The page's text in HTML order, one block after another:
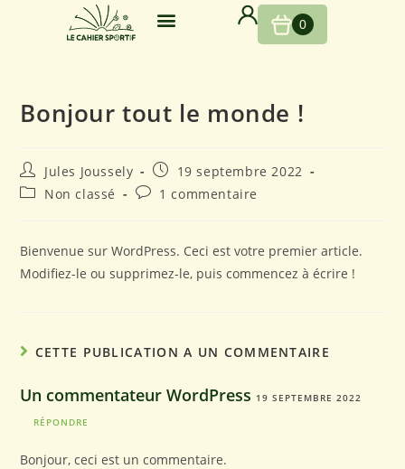
0
Bonjour tout le monde !
Jules Joussely
19 septembre 2022
Non classé
1 commentaire
Bienvenue sur WordPress. Ceci est votre premier article.
Modifiez-le ou supprimez-le, puis commencez à écrire !
CETTE PUBLICATION A UN COMMENTAIRE
Un commentateur WordPress 19 SEPTEMBRE 2022
RÉPONDRE
Bonjour, ceci est un commentaire.